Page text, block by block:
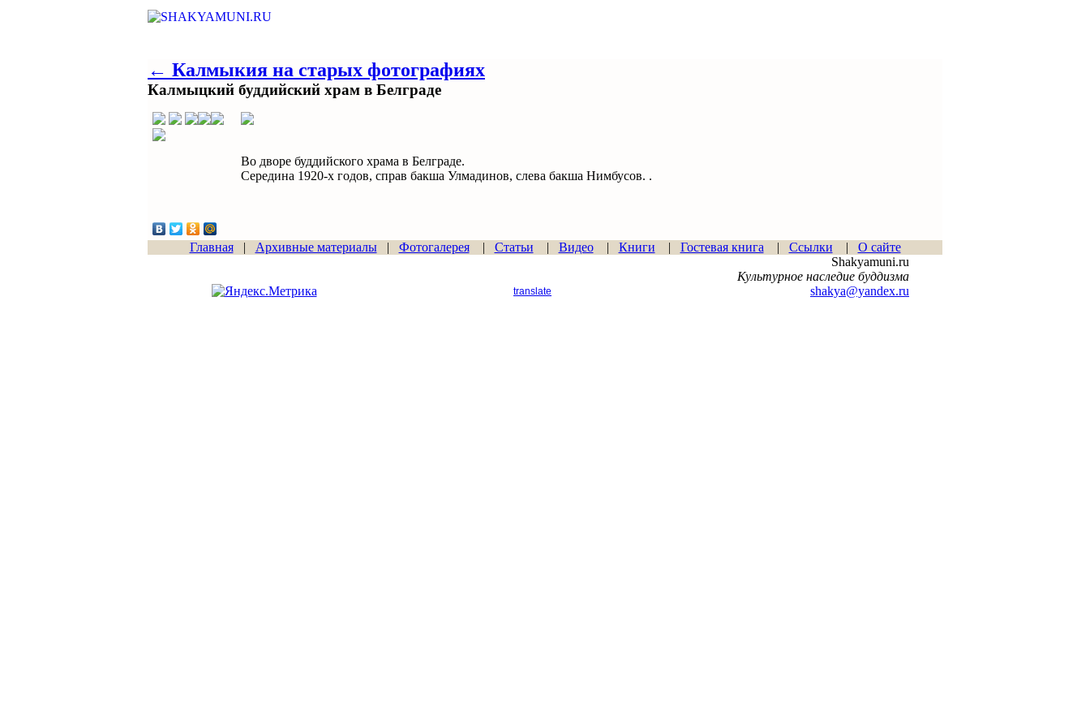
← Калмыкия на старых фотографиях
Калмыцкий буддийский храм в Белграде
Во дворе буддийского храма в Белграде.
Середина 1920-х годов, справ бакша Улмадинов, слева бакша Нимбусов. .
Главная| Архивные материалы| Фотогалерея| Статьи | Видео| Книги | Гостевая книга | Ссылки | О сайте
translate
Shakyamuni.ru
Культурное наследие буддизма
shakya@yandex.ru